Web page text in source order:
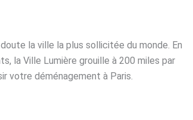
la ville la plus sollicitée du monde. En
la Ville Lumière grouille à 200 miles par
votre déménagement à Paris.